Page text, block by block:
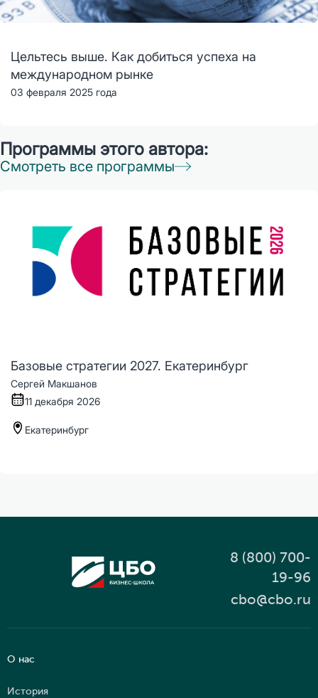
Цельтесь выше. Как добиться успеха на
международном рынке
03 февраля 2025 года
Программы этого автора:
Смотреть все программы
Базовые стратегии 2027. Екатеринбург
Сергей Макшанов
11 декабря 2026
Екатеринбург
8 (800) 700-
19-96
cbo@cbo.ru
О нас
История